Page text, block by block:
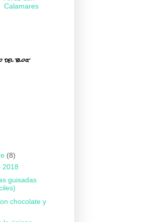
Calamares
del blog
(8)
2018
guisadas
chocolate y